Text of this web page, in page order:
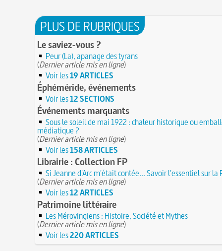
PLUS DE RUBRIQUES
Le saviez-vous ?
Peur (La), apanage des tyrans
(Dernier article mis en ligne)
Voir les19 ARTICLES
Éphéméride, événements
Voir les12 SECTIONS
Événements marquants
Sous le soleil de mai 1922 : chaleur historique ou
médiatique ?
(Dernier article mis en ligne)
Voir les158 ARTICLES
Librairie : Collection FP
Si Jeanne d'Arc m'était contée... Savoir l'essentiel sur la
(Dernier article mis en ligne)
Voir les12 ARTICLES
Patrimoine littéraire
Les Mérovingiens : Histoire, Société et Mythes
(Dernier article mis en ligne)
Voir les220 ARTICLES